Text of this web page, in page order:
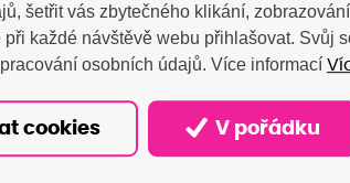
šetřit vás zbytečného klikání,
každé návštěvě webu přihlašovat. Svůj
osobních údajů. Více informací
cookies V pořádku